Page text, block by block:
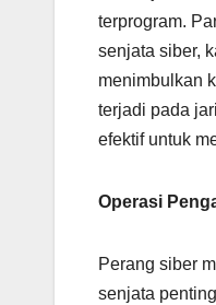
terprogram.
senjata siber,
menimbulkan
terjadi pada
efektif untuk
Operasi
Perang siber
senjata